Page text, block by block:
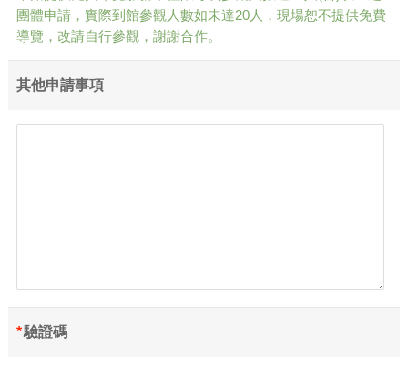
團體申請，實際到館參觀人數如未達20人，現場恕不提供免費
導覽，改請自行參觀，謝謝合作。
其他申請事項
*驗證碼